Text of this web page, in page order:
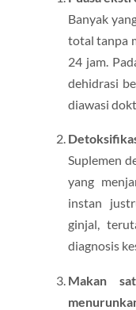
Banyak
total tanpa
24 jam.
dehidrasi
diawasi
Suplemen
yang
instan
ginjal,
diagnosis
Makan